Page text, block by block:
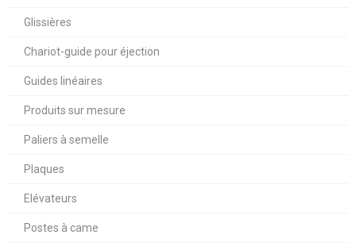
Glissières
Chariot-guide pour éjection
Guides linéaires
Produits sur mesure
Paliers à semelle
Plaques
Elévateurs
Postes à came